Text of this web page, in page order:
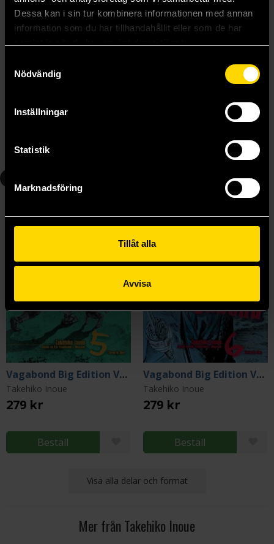
Dessa kan i sin tur kombinera informationen med annan
information som du har tillhandahållit eller som de har
Nödvändig
Inställningar
Statistik
Marknadsföring
Tillåt alla
Avvisa
279 kr
Beställ
Vagabond Big Edition Vol 5
Takehiko Inoue
279 kr
Beställ
Vagabond Big Edition Vol 6
Takehiko Inoue
279 kr
Beställ
Visa alla delar och format
Mer från Takehiko Inoue